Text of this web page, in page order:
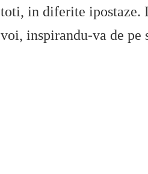
toti, in diferite ipostaze.
voi, inspirandu-va de